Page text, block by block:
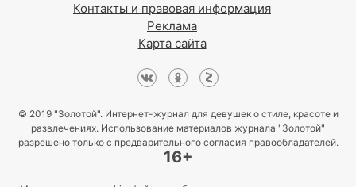
Контакты и правовая информация
Реклама
Карта сайта
© 2019 "Золотой". Интернет-журнал для девушек о стиле, красоте и
развлечениях. Использование материалов журнала "Золотой"
разрешено только с предварительного согласия правообладателей.
16+